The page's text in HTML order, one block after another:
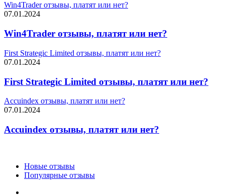
Win4Trader отзывы, платят или нет?
07.01.2024
Win4Trader отзывы, платят или нет?
First Strategic Limited отзывы, платят или нет?
07.01.2024
First Strategic Limited отзывы, платят или нет?
Accuindex отзывы, платят или нет?
07.01.2024
Accuindex отзывы, платят или нет?
Новые отзывы
Популярные отзывы